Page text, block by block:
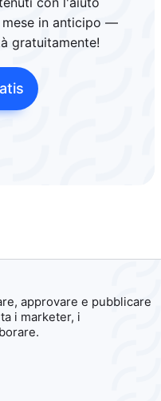
in anticipo —
gratuitamente!
approvare e pubblicare
i marketer, i